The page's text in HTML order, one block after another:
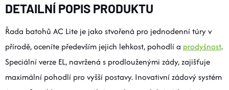
DETAILNÍ POPIS PRODUKTU
Řada batohů AC Lite je jako stvořená pro jednodenní túry v
přírodě, oceníte především jejich lehkost, pohodlí a prodyšnost.
Speciální verze EL, navržená s prodlouženými zády, zajišťuje
maximální pohodlí pro vyšší postavy. Inovativní zádový systém